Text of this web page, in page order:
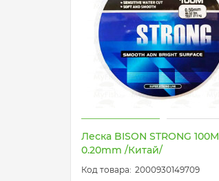
Леска BISON STRONG 100M
0.20mm /Китай/
2000930149709